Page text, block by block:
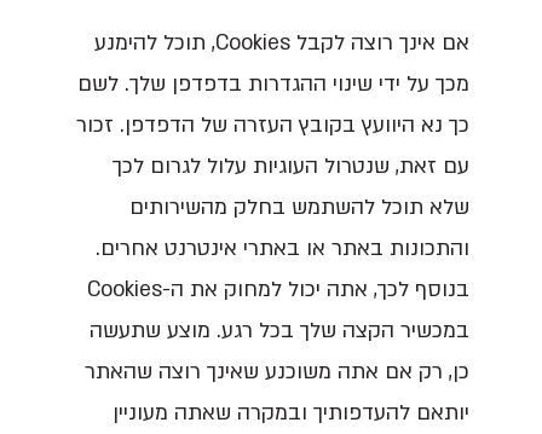
אם אינך רוצה לקבל Cookies, תוכל להימנע
מכך על ידי שינוי ההגדרות בדפדפן שלך. לשם
כך נא היוועץ בקובץ העזרה של הדפדפן. זכור
עם זאת, שנטרול העוגיות עלול לגרום לכך
שלא תוכל להשתמש בחלק מהשירותים
והתכונות באתר או באתרי אינטרנט אחרים.
בנוסף לכך, אתה יכול למחוק את ה-Cookies
במכשיר הקצה שלך בכל רגע. מוצע שתעשה
כן, רק אם אתה משוכנע שאינך רוצה שהאתר
יותאם להעדפותיך ובמקרה שאתה מעוניין